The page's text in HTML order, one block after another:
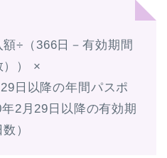
額÷（366日－有効期間
）） ×
日以降の年間パスポ
2月29日以降の有効期
）